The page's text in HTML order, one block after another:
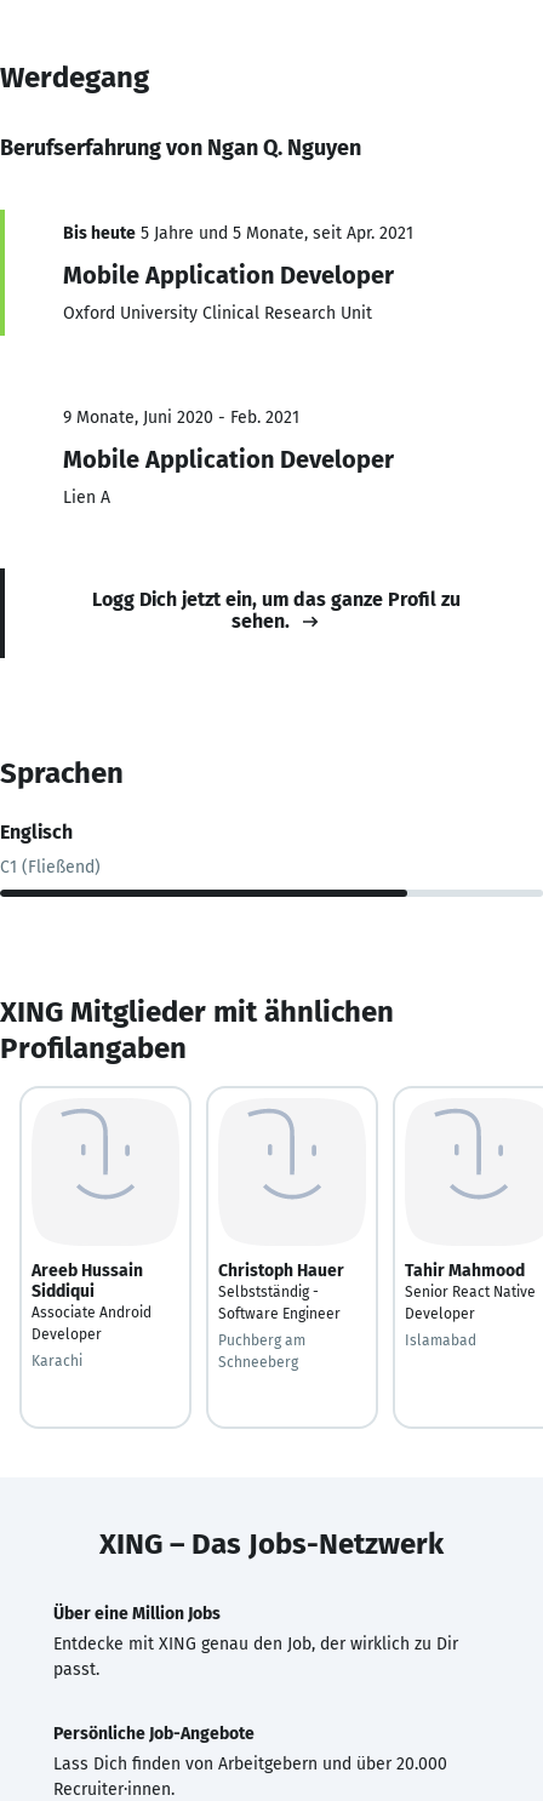
Werdegang
Berufserfahrung von Ngan Q. Nguyen
Bis heute 5 Jahre und 5 Monate, seit Apr. 2021
Mobile Application Developer
Oxford University Clinical Research Unit
9 Monate, Juni 2020 - Feb. 2021
Mobile Application Developer
Lien A
Logg Dich jetzt ein, um das ganze Profil zu
sehen.
Sprachen
Englisch
C1 (Fließend)
XING Mitglieder mit ähnlichen
Profilangaben
Areeb Hussain
Siddiqui
Associate Android
Developer
Karachi
Christoph Hauer
Selbstständig -
Software Engineer
Puchberg am
Schneeberg
Tahir Mahmood
Senior React Native
Developer
Islamabad
XING – Das Jobs-Netzwerk
Über eine Million Jobs
Entdecke mit XING genau den Job, der wirklich zu Dir
passt.
Persönliche Job-Angebote
Lass Dich finden von Arbeitgebern und über 20.000
Recruiter·innen.